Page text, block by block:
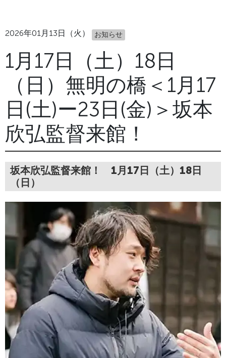
2026年01月13日（火） お知らせ
1月17日（土）18日
（日）無明の橋＜1月17
日(土)ー23日(金)＞坂本
欣弘監督来館！
坂本欣弘監督来館！ 1月17日（土）18日
（日）